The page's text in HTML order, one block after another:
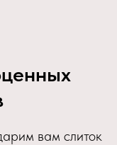
вам слиток